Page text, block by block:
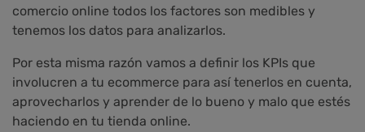
comercio online todos los factores son medibles y
tenemos los datos para analizarlos.
Por esta misma razón vamos a definir los KPIs que
involucren a tu ecommerce para así tenerlos en cuenta,
aprovecharlos y aprender de lo bueno y malo que estés
haciendo en tu tienda online.